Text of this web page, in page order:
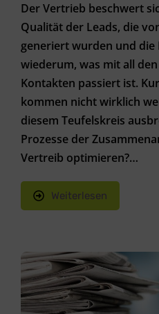
Der Vertrieb beschwert
Qualität der Leads, die
generiert wurden und
wiederum, was mit all
Kontakten passiert ist.
kommen nicht wirklich
diesem Teufelskreis
Prozesse der
Vertreib optimieren?…
Weiterlesen